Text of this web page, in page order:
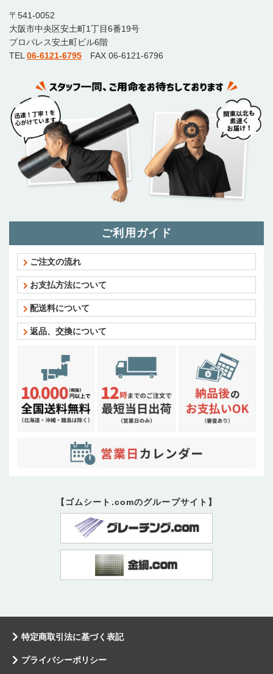
〒541-0052
大阪市中央区安土町1丁目6番19号
プロパレス安土町ビル6階
TEL 06-6121-6795 FAX 06-6121-6796
ご利用ガイド
ご注文の流れ
お支払方法について
配送料について
返品、交換について
【ゴムシート.comのグループサイト】
特定商取引法に基づく表記
プライバシーポリシー